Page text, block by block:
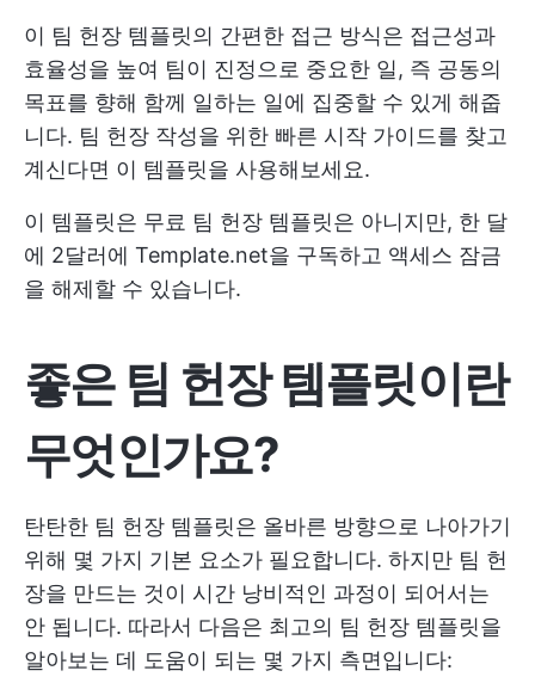
이 팀 헌장 템플릿의 간편한 접근 방식은 접근성과
효율성을 높여 팀이 진정으로 중요한 일, 즉 공동의
목표를 향해 함께 일하는 일에 집중할 수 있게 해줍
니다. 팀 헌장 작성을 위한 빠른 시작 가이드를 찾고
계신다면 이 템플릿을 사용해보세요.
이 템플릿은 무료 팀 헌장 템플릿은 아니지만, 한 달
에 2달러에 Template.net을 구독하고 액세스 잠금
을 해제할 수 있습니다.
좋은 팀 헌장 템플릿이란
무엇인가요?
탄탄한 팀 헌장 템플릿은 올바른 방향으로 나아가기
위해 몇 가지 기본 요소가 필요합니다. 하지만 팀 헌
장을 만드는 것이 시간 낭비적인 과정이 되어서는
안 됩니다. 따라서 다음은 최고의 팀 헌장 템플릿을
알아보는 데 도움이 되는 몇 가지 측면입니다: